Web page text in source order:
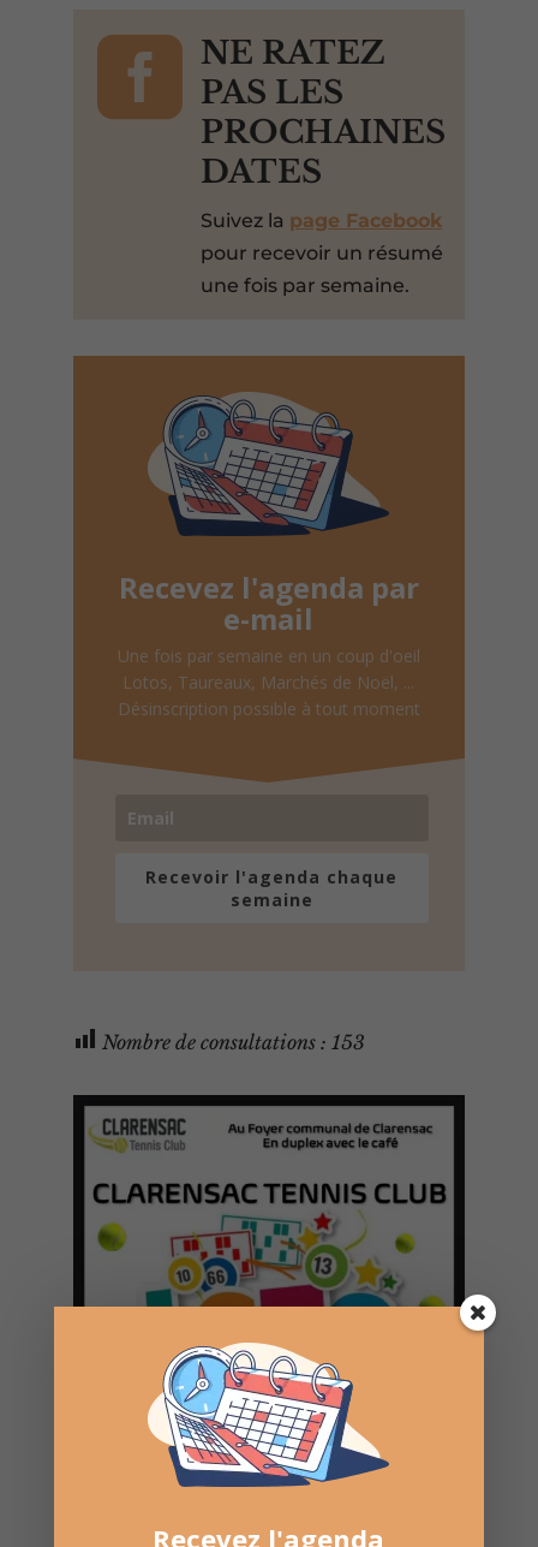

NE RATEZ
PAS LES
PROCHAINES
DATES
Suivez la page Facebook
pour recevoir un résumé
une fois par semaine.
Recevez l'agenda par
e-mail
Une fois par semaine en un coup d'oeil
Lotos, Taureaux, Marchés de Noël, ...
Désinscription possible à tout moment
Recevoir l'agenda chaque
semaine
Nombre de consultations : 153
Recevez l'agenda